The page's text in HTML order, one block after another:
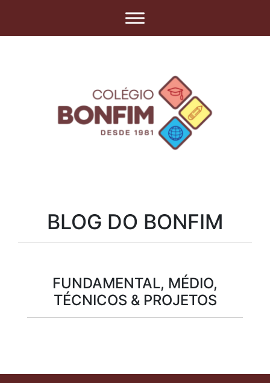
BLOG DO BONFIM
FUNDAMENTAL, MÉDIO,
TÉCNICOS & PROJETOS